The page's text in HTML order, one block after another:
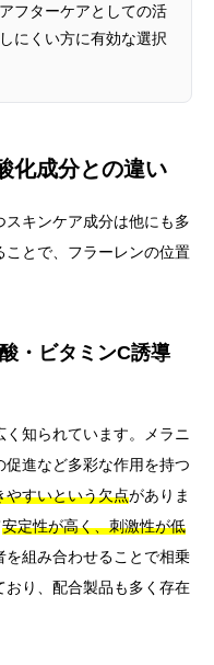
フターケアとしての活
にくい方に有効な選択
化成分との違い
キンケア成分は他にも多
とで、フラーレンの位置
・ビタミンC誘導
知られています。メラニ
進など多彩な作用を持つ
やすいという欠点がありま
安定性が高く、刺激性が低
を組み合わせることで相乗
おり、配合製品も多く存在